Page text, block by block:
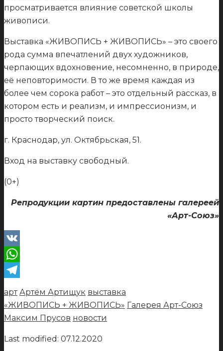
просматривается влияние советской школы
живописи.
Выставка «ЖИВОПИСЬ + ЖИВОПИСЬ» – это своего
рода сумма впечатлений двух художников,
черпающих вдохновение, несомненно, в природе,
её неповторимости. В то же время каждая из
более чем сорока работ – это отдельный рассказ, в
котором есть и реализм, и импрессионизм, и
просто творческий поиск.
г. Краснодар, ул. Октябрьская, 51.
Вход на выставку свободный.
(0+)
Репродукции картин предоставлены галереей
«Арт-Союз»
VK
WhatsApp
арт Артём Артищук выставка
«ЖИВОПИСЬ + ЖИВОПИСЬ» Галерея Арт-Союз
Максим Прусов новости
Last modified: 07.12.2020